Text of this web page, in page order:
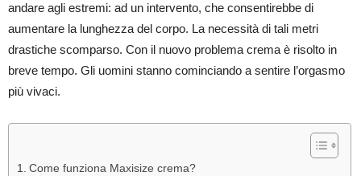
andare agli estremi: ad un intervento, che consentirebbe di
aumentare la lunghezza del corpo. La necessità di tali metri
drastiche scomparso. Con il nuovo problema crema è risolto in
breve tempo. Gli uomini stanno cominciando a sentire l’orgasmo
più vivaci.
Come funziona Maxisize crema?